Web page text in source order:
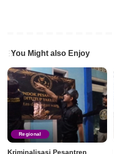
You Might also Enjoy
Regional
Kriminalisasi Pesantren